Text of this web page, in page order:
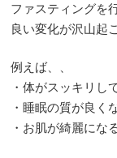
ファスティングを
良い変化が沢山起
例えば、、
・体がスッキリし
・睡眠の質が良く
・お肌が綺麗にな